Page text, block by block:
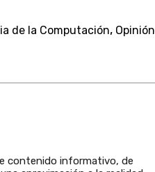
de la Computación, Opinión
contenido informativo, de